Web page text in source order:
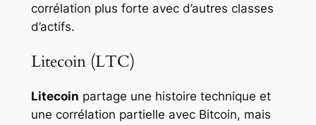
corrélation plus forte avec d’autres classes
d’actifs.
Litecoin (LTC)
Litecoin partage une histoire technique et
une corrélation partielle avec Bitcoin, mais